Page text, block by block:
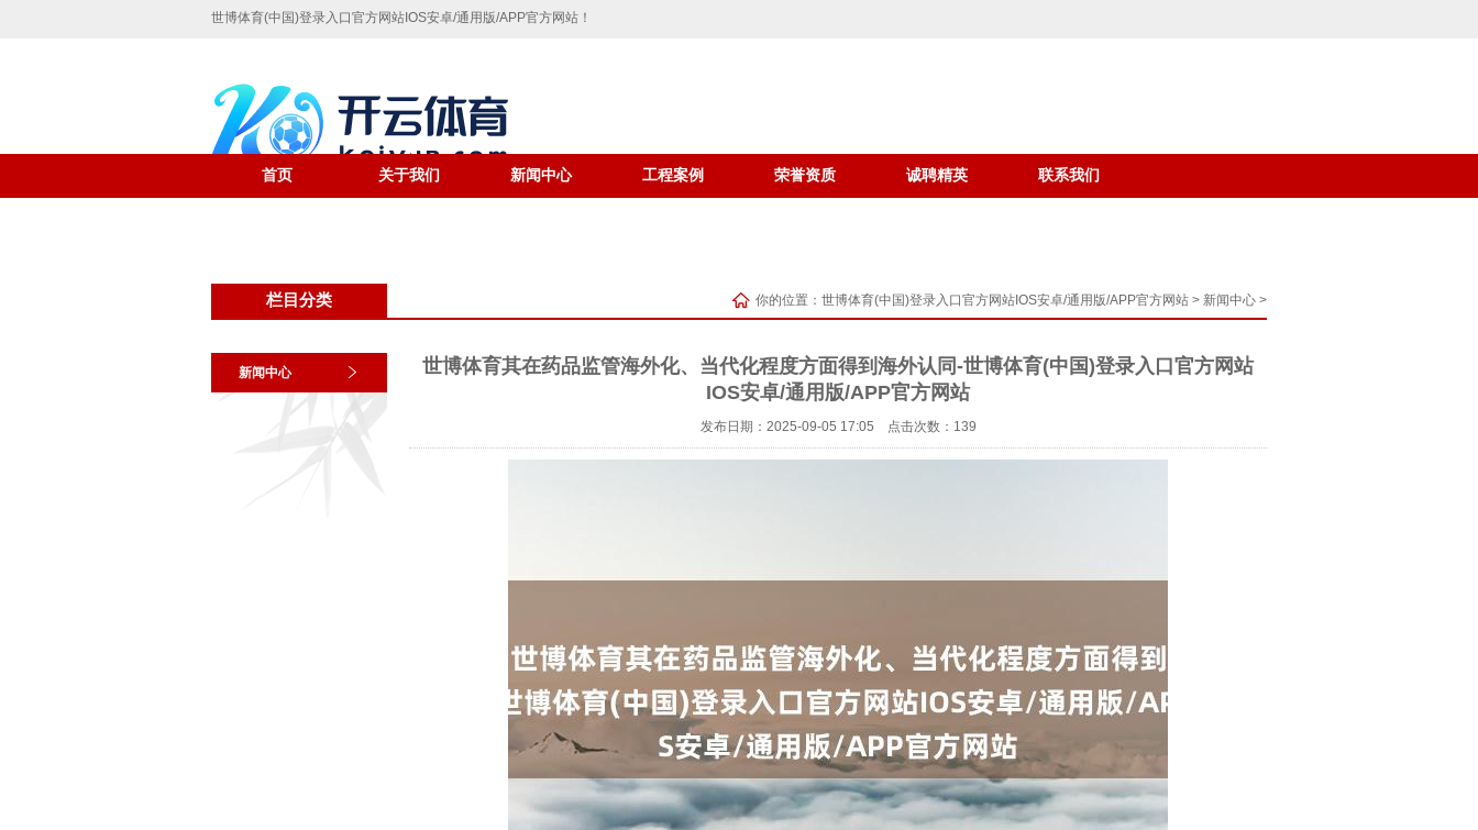
世博体育(中国)登录入口官方网站IOS安卓/通用版/APP官方网站！
首页 关于我们 新闻中心 工程案例 荣誉资质 诚聘精英 联系我们
栏目分类 你的位置： 世博体育(中国)登录入口官方网站IOS安卓/通用版/APP官方网站 > 新闻中心 >
新闻中心
世博体育其在药品监管海外化、当代化程度方面得到海外认同-世博体育(中国)登录入口官方网站
IOS安卓/通用版/APP官方网站
发布日期：2025-09-05 17:05 点击次数：139